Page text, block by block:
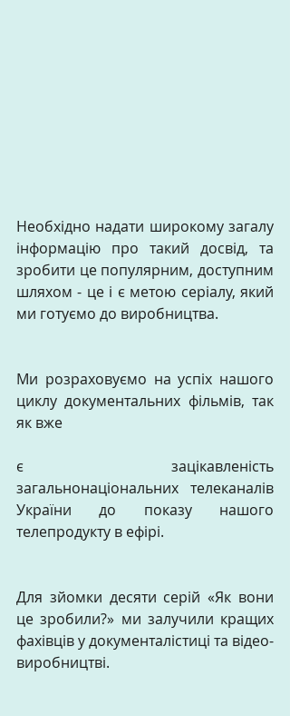
Необхідно надати широкому загалу
інформацію про такий досвід, та
зробити це популярним, доступним
шляхом - це і є метою серіалу, який
ми готуємо до виробництва.
Ми розраховуємо на успіх нашого
циклу документальних фільмів, так
як вже
є зацікавленість
загальнонаціональних телеканалів
України до показу нашого
телепродукту в ефірі.
Для зйомки десяти серій «Як вони
це зробили?» ми залучили кращих
фахівців у документалістиці та відео-
виробництві.